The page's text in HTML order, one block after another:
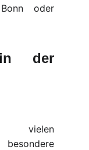
oder
der
vielen